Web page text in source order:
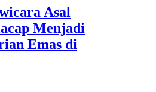
Asal
Menjadi
Emas di